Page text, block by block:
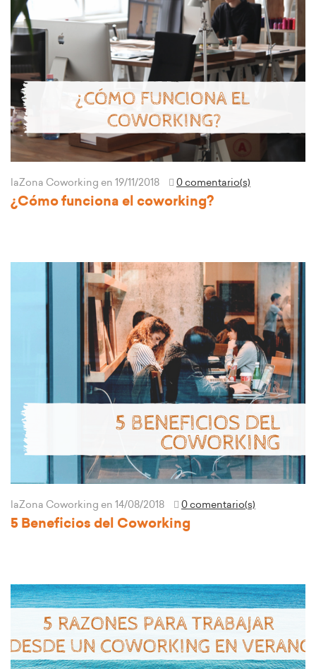
laZona Coworking en 19/11/2018 0 comentario(s)
¿Cómo funciona el coworking?
laZona Coworking en 14/08/2018 0 comentario(s)
5 Beneficios del Coworking